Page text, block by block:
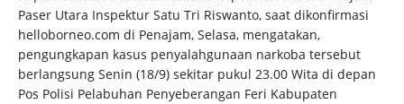
Paser Utara Inspektur Satu Tri Riswanto, saat dikonfirmasi
helloborneo.com di Penajam, Selasa, mengatakan,
pengungkapan kasus penyalahgunaan narkoba tersebut
berlangsung Senin (18/9) sekitar pukul 23.00 Wita di depan
Pos Polisi Pelabuhan Penyeberangan Feri Kabupaten